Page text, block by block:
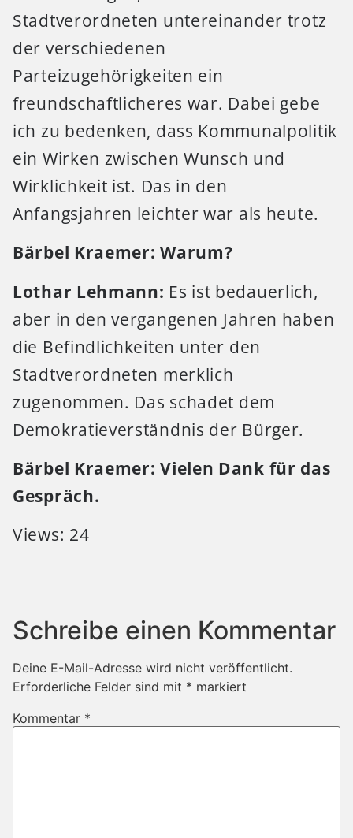
Stadtverordneten untereinander trotz
der verschiedenen
Parteizugehörigkeiten ein
freundschaftlicheres war. Dabei gebe
ich zu bedenken, dass Kommunalpolitik
ein Wirken zwischen Wunsch und
Wirklichkeit ist. Das in den
Anfangsjahren leichter war als heute.
Bärbel Kraemer: Warum?
Lothar Lehmann: Es ist bedauerlich,
aber in den vergangenen Jahren haben
die Befindlichkeiten unter den
Stadtverordneten merklich
zugenommen. Das schadet dem
Demokratieverständnis der Bürger.
Bärbel Kraemer: Vielen Dank für das
Gespräch.
Views: 24
Schreibe einen Kommentar
Deine E-Mail-Adresse wird nicht veröffentlicht.
Erforderliche Felder sind mit * markiert
Kommentar *